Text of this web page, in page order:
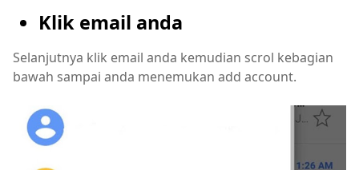
Klik email anda
Selanjutnya klik email anda kemudian scrol kebagian
bawah sampai anda menemukan add account.